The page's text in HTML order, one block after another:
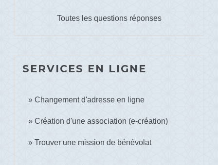
Toutes les questions réponses
SERVICES EN LIGNE
Changement d'adresse en ligne
Création d'une association (e-création)
Trouver une mission de bénévolat